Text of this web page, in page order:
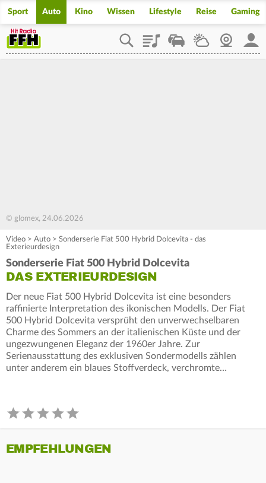
Sport Auto Kino Wissen Lifestyle Reise Gaming
PlaylistStaupilotWetterWebcam
© glomex, 24.06.2026
Video > Auto > Sonderserie Fiat 500 Hybrid Dolcevita - das
Exterieurdesign
Sonderserie Fiat 500 Hybrid Dolcevita
DAS EXTERIEURDESIGN
Der neue Fiat 500 Hybrid Dolcevita ist eine besonders
raffinierte Interpretation des ikonischen Modells. Der Fiat
500 Hybrid Dolcevita versprüht den unverwechselbaren
Charme des Sommers an der italienischen Küste und der
ungezwungenen Eleganz der 1960er Jahre. Zur
Serienausstattung des exklusiven Sondermodells zählen
unter anderem ein blaues Stoffverdeck, verchromte…
EMPFEHLUNGEN